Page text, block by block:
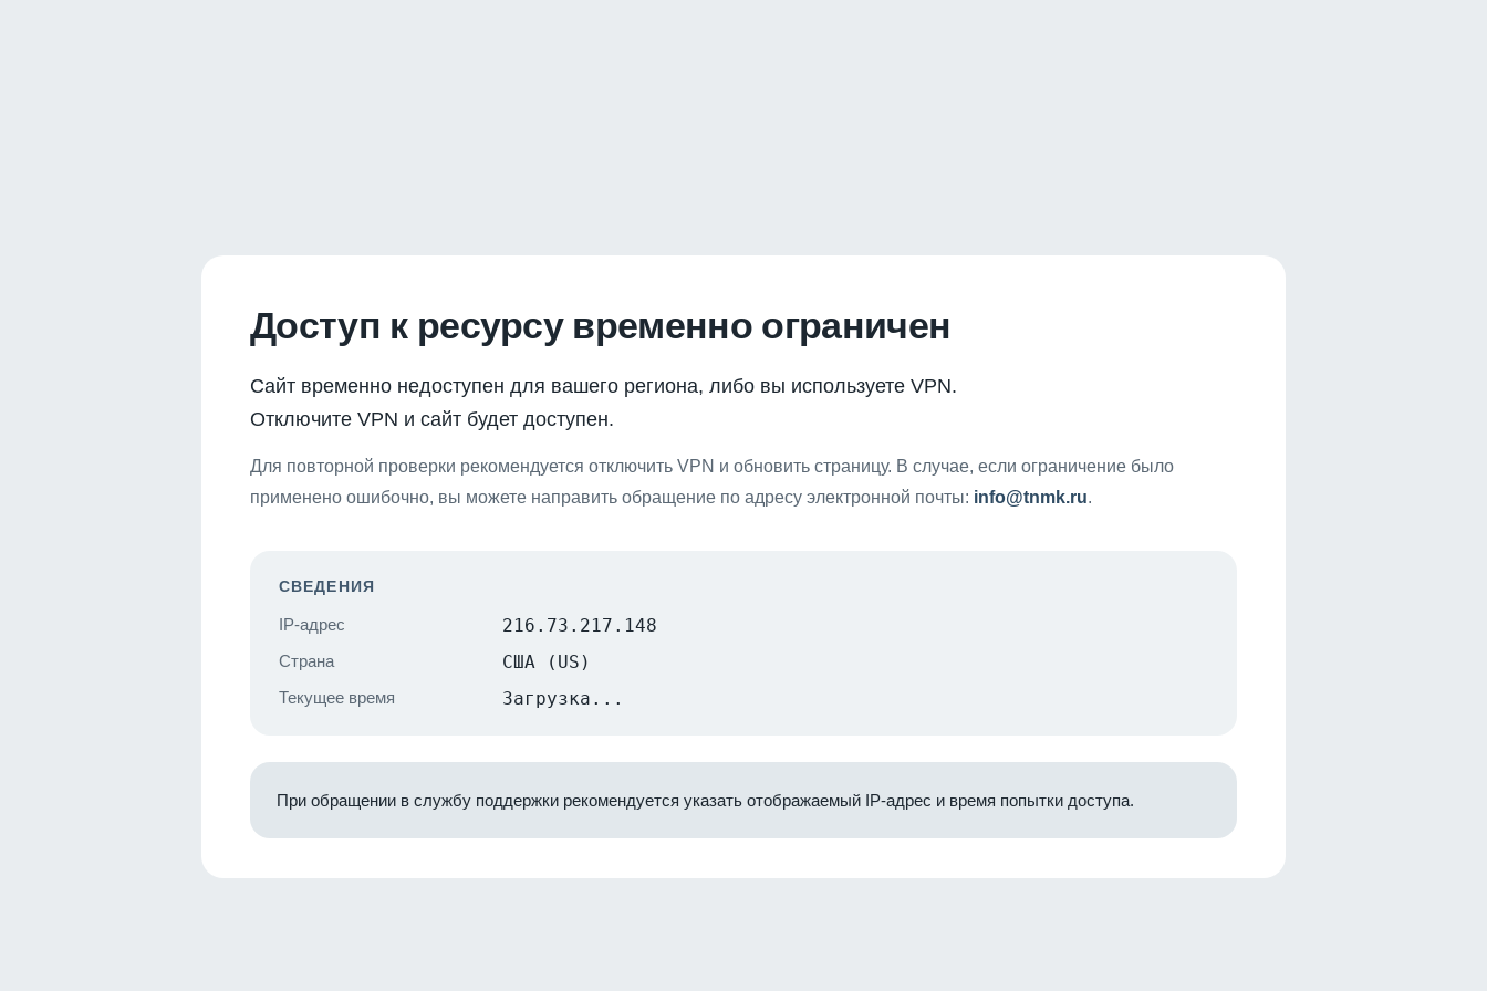
Доступ к ресурсу временно ограничен
Сайт временно недоступен для вашего региона, либо вы используете VPN.
Отключите VPN и сайт будет доступен.
Для повторной проверки рекомендуется отключить VPN и обновить страницу. В случае, если ограничение было
применено ошибочно, вы можете направить обращение по адресу электронной почты: info@tnmk.ru.
СВЕДЕНИЯ
IP-адрес 216.73.217.148
Страна США (US)
Текущее время Загрузка...
При обращении в службу поддержки рекомендуется указать отображаемый IP-адрес и время попытки доступа.